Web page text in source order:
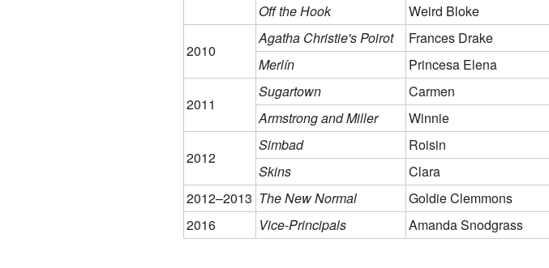
Off the Hook
Weird Bloke
2010
Agatha Christie's Poirot Frances Drake
Merlín
Princesa Elena
2011
Sugartown Carmen
Armstrong and Miller
Winnie
2012
Simbad Roisin
Skins
Clara
2012–2013 The New Normal
Goldie Clemmons
2016
Vice-Principals Amanda Snodgrass